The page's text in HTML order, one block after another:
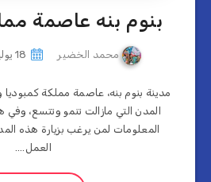
بنوم بنه عاصمة
محمد الخضير 18 يوليو، 2021
مدينة بنوم بنه، عاصمة مملكة كمبوديا
المدن التي مازالت تنمو وتتسع،
المعلومات لمن يرغب بزيارة هذه
العمل….